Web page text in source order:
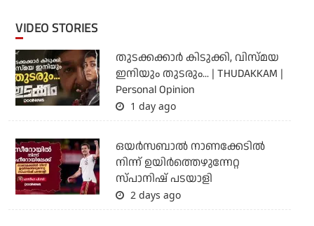
VIDEO STORIES
തുടക്കക്കാര്‍ കിടുക്കി, വിസ്മയ
ഇനിയും തുടരും... | THUDAKKAM |
Personal Opinion
1 day ago
ഒയര്‍സബാൽ നാണക്കേടിൽ
നിന്ന് ഉയിർത്തെഴുന്നേറ്റ
സ്പാനിഷ് പടയാളി
2 days ago